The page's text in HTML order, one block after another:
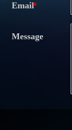
Email
Message